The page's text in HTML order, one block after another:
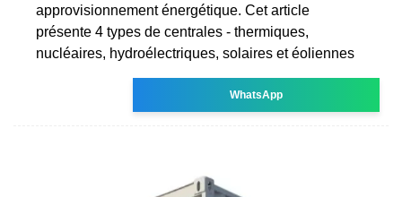
approvisionnement énergétique. Cet article
présente 4 types de centrales - thermiques,
nucléaires, hydroélectriques, solaires et éoliennes
WhatsApp